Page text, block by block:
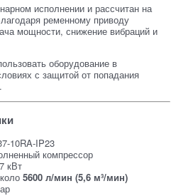
исполнении и рассчитан на
ременному приводу
мощности, снижение вибраций и
оборудование в
с защитой от попадания
10RA-IP23
компрессор
кВт
5600 л/мин (5,6 м³/мин)